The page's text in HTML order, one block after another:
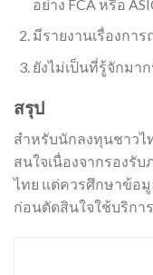
อย่าง FCA หรือ
มีรายงานเรื่องกา
ยังไม่เป็นที่รู้จักมา
สรุป
สำหรับนักลงทุนชาวไ
สนใจเนื่องจากรองรั
ไทย แต่ควรศึกษาข้อ
ก่อนตัดสินใจใช้บริกา